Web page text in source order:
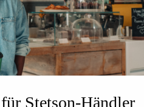
Stetson-Händler